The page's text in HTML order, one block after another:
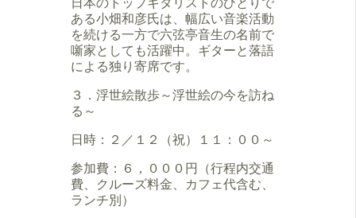
ある小畑和彦氏は、幅広い音楽活動
を続ける一方で六弦亭音生の名前で
噺家としても活躍中。ギターと落語
による独り寄席です。
３．浮世絵散歩～浮世絵の今を訪ね
る～
日時：２／１２（祝）１１：００～
参加費：６，０００円（行程内交通
費、クルーズ料金、カフェ代含む、
ランチ別）